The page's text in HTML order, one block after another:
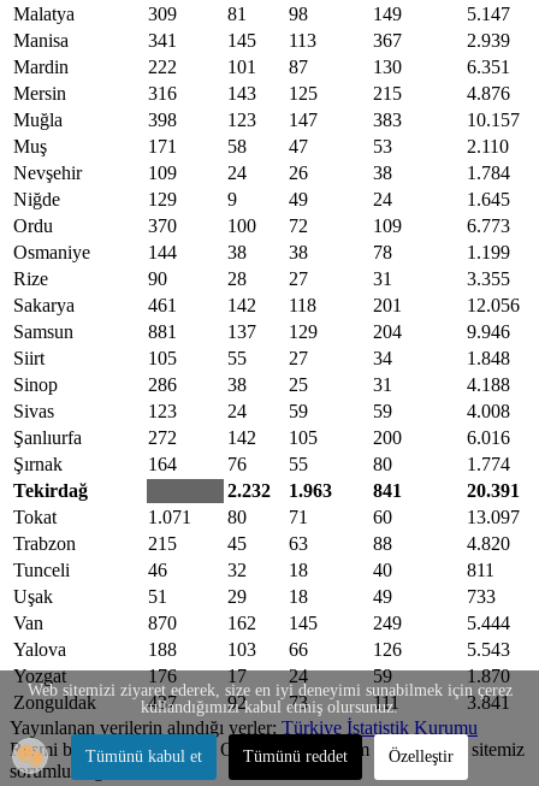
Malatya
309 81 98 149
5.147
Manisa
341 145 113 367
2.939
Mardin
222 101 87 130
6.351
Mersin
316 143 125 215
4.876
Muğla
398 123 147 383
10.157
Muş
171 58 47 53
2.110
Nevşehir
109 24 26 38
1.784
Niğde
129 9 49 24
1.645
Ordu
370 100 72 109
6.773
Osmaniye
144 38 38 78
1.199
Rize
90 28 27 31
3.355
Sakarya
461 142 118 201
12.056
Samsun
881 137 129 204
9.946
Siirt
105 55 27 34
1.848
Sinop
286 38 25 31
4.188
Sivas
123 24 59 59
4.008
Şanlıurfa
272 142 105 200
6.016
Şırnak
164 76 55 80
1.774
Tekirdağ
2.232 1.963 841
20.391
Tokat
1.071 80 71 60
13.097
Trabzon
215 45 63 88
4.820
Tunceli
46 32 18 40
811
Uşak
51 29 18 49
733
Van
870 162 145 249
5.444
Yalova
188 103 66 126
5.543
Yozgat
176 17 24 59
1.870
Zonguldak
437 92 73 111
3.841
Yayınlanan verilerin alındığı yerler: Türkiye İstatistik Kurumu
Resmi bilgi yerine geçmez. Oluşabilecek yazım hatalarından sitemiz
sorumlu değildir.
Web sitemizi ziyaret ederek, size en iyi deneyimi sunabilmek için çerez
kullandığımızı kabul etmiş olursunuz.
Tümünü kabul et Tümünü reddet Özelleştir